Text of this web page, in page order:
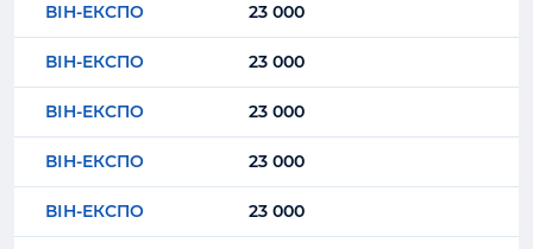
ВІН-ЕКСПО 23 000
ВІН-ЕКСПО 23 000
ВІН-ЕКСПО 23 000
ВІН-ЕКСПО 23 000
ВІН-ЕКСПО 23 000